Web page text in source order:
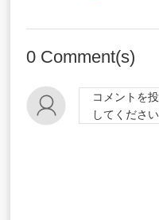
0 Comment(s)
コメントを
してください